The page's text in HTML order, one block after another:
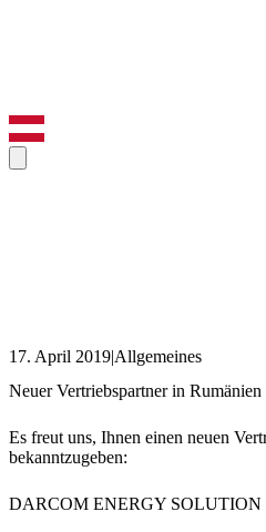
17. April 2019|Allgemeines
Neuer Vertriebspartner in Rumänien
Es freut uns, Ihnen einen neuen
bekanntzugeben:
DARCOM ENERGY SOLUTION